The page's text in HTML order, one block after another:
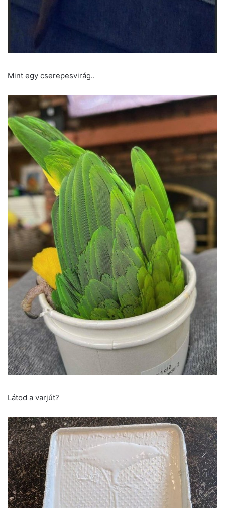
Mint egy cserepesvirág..
Látod a varjút?